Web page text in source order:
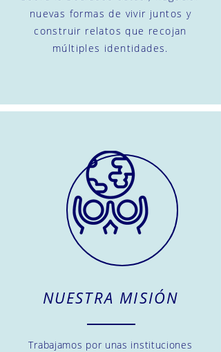
nuevas formas de vivir juntos y
construir relatos que recojan
múltiples identidades.
NUESTRA MISIÓN
Trabajamos por unas instituciones